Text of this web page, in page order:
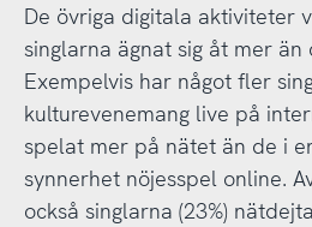
De övriga digitala aktiviteter
singlarna ägnat sig åt mer än
Exempelvis har något fler
kulturevenemang live på
spelat mer på nätet än de i
synnerhet nöjesspel online.
också singlarna (23%)